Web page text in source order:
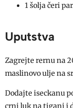
1 šolja čeri
Uputstva
Zagrejte rernu na
maslinovo ulje na
Dodajte iseckanu